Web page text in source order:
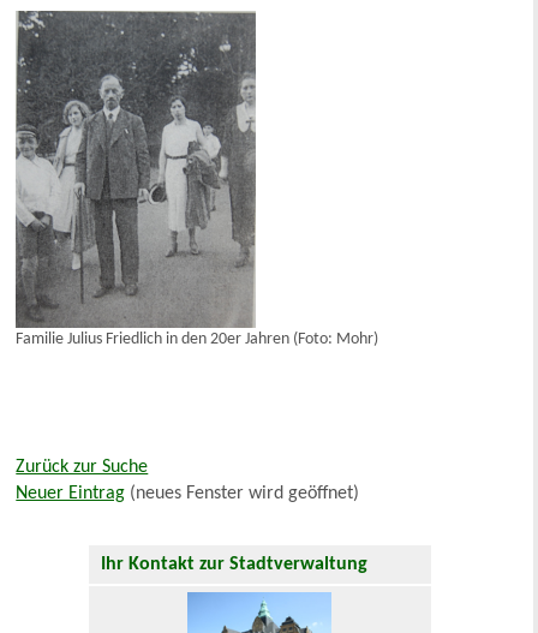
Familie Julius Friedlich in den 20er Jahren (Foto: Mohr)
Zurück zur Suche
Neuer Eintrag (neues Fenster wird geöffnet)
Ihr Kontakt zur Stadtverwaltung